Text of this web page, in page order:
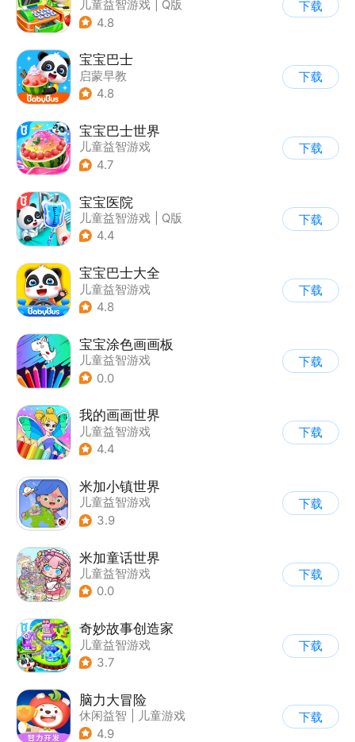
儿童益智游戏
Q版
4.8
下载
宝宝巴士
启蒙早教
| 儿童益智游戏
4.8
下载
宝宝巴士世界
儿童益智游戏
4.7
下载
宝宝医院
儿童益智游戏
Q版
4.4
下载
宝宝巴士大全
儿童益智游戏
| 启蒙早教
4.8
下载
宝宝涂色画画板
儿童益智游戏
0.0
下载
我的画画世界
儿童益智游戏
| 启蒙早教
4.4
下载
米加小镇世界
儿童益智游戏
3.9
下载
米加童话世界
儿童益智游戏
0.0
下载
奇妙故事创造家
儿童益智游戏
3.7
下载
脑力大冒险
休闲益智
儿童游戏
| 卡通
4.9
下载